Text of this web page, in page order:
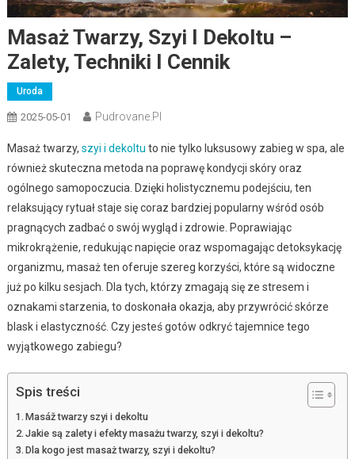
Masaż Twarzy, Szyi I Dekoltu –
Zalety, Techniki I Cennik
Uroda
2025-05-01 Pudrovane.pl
Masaż twarzy, szyi i dekoltu to nie tylko luksusowy zabieg w spa, ale
również skuteczna metoda na poprawę kondycji skóry oraz
ogólnego samopoczucia. Dzięki holistycznemu podejściu, ten
relaksujący rytuał staje się coraz bardziej popularny wśród osób
pragnących zadbać o swój wygląd i zdrowie. Poprawiając
mikrokrążenie, redukując napięcie oraz wspomagając detoksykację
organizmu, masaż ten oferuje szereg korzyści, które są widoczne
już po kilku sesjach. Dla tych, którzy zmagają się ze stresem i
oznakami starzenia, to doskonała okazja, aby przywrócić skórze
blask i elastyczność. Czy jesteś gotów odkryć tajemnice tego
wyjątkowego zabiegu?
Spis treści
Masáž twarzy szyi i dekoltu
Jakie są zalety i efekty masażu twarzy, szyi i dekoltu?
Dla kogo jest masaż twarzy, szyi i dekoltu?